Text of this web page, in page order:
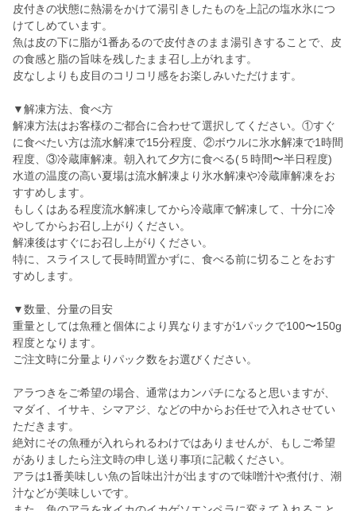
皮付きの状態に熱湯をかけて湯引きしたものを上記の塩水氷につ
けてしめています。
魚は皮の下に脂が1番あるので皮付きのまま湯引きすることで、皮
の食感と脂の旨味を残したまま召し上がれます。
皮なしよりも皮目のコリコリ感をお楽しみいただけます。
▼解凍方法、食べ方
解凍方法はお客様のご都合に合わせて選択してください。①すぐ
に食べたい方は流水解凍で15分程度、②ボウルに氷水解凍で1時間
程度、③冷蔵庫解凍。朝入れて夕方に食べる(５時間〜半日程度)
水道の温度の高い夏場は流水解凍より氷水解凍や冷蔵庫解凍をお
すすめします。
もしくはある程度流水解凍してから冷蔵庫で解凍して、十分に冷
やしてからお召し上がりください。
解凍後はすぐにお召し上がりください。
特に、スライスして長時間置かずに、食べる前に切ることをおす
すめします。
▼数量、分量の目安
重量としては魚種と個体により異なりますが1パックで100〜150g
程度となります。
ご注文時に分量よりパック数をお選びください。
アラつきをご希望の場合、通常はカンパチになると思いますが、
マダイ、イサキ、シマアジ、などの中からお任せで入れさせてい
ただきます。
絶対にその魚種が入れられるわけではありませんが、もしご希望
がありましたら注文時の申し送り事項に記載ください。
アラは1番美味しい魚の旨味出汁が出ますので味噌汁や煮付け、潮
汁などが美味しいです。